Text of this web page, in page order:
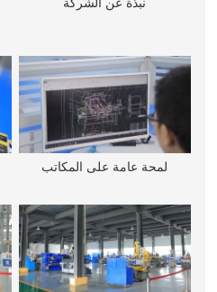
نبذة عن الشركة
لمحة عامة على المكاتب